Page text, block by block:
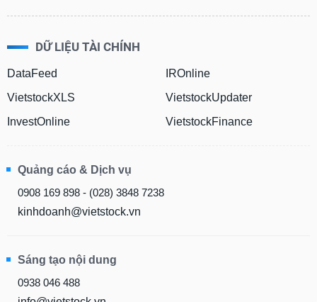
DỮ LIỆU TÀI CHÍNH
DataFeed
VietstockXLS
InvestOnline
IROnline
VietstockUpdater
VietstockFinance
Quảng cáo & Dịch vụ
0908 169 898 - (028) 3848 7238
kinhdoanh@vietstock.vn
Sáng tạo nội dung
0938 046 488